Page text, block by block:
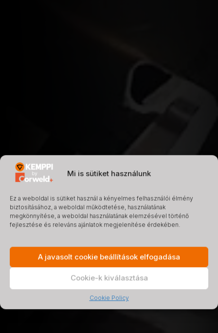
Mi is sütiket használunk
Ez a weboldal is sütiket használ a kényelmes felhasználói élmény
biztosításához, a weboldal működtetése, használatának
megkönnyítése, a weboldal használatának elemzésével történő
fejlesztése és releváns ajánlatok megjelenítése érdekében.
A javasolt cookie beállítások elfogadása
Cookie-k kiválasztása
Cookie Policy